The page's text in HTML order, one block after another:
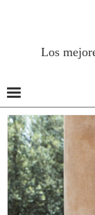
Los